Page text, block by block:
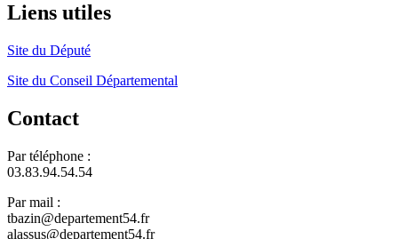
Liens utiles
Site du Député
Site du Conseil Départemental
Contact
Par téléphone :
03.83.94.54.54
Par mail :
tbazin@departement54.fr
alassus@departement54.fr